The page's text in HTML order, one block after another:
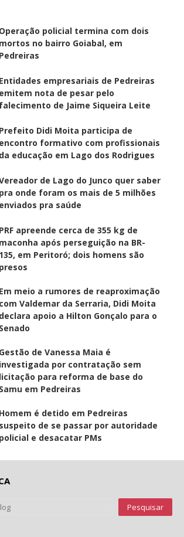
Operação policial termina com dois
mortos no bairro Goiabal, em
Pedreiras
Entidades empresariais de Pedreiras
emitem nota de pesar pelo
falecimento de Jaime Siqueira Leite
Prefeito Didi Moita participa de
encontro formativo com profissionais
da educação em Lago dos Rodrigues
de Lago do Junco quer saber
pra onde foram os mais de 5 milhões
enviados pra saúde
PRF apreende cerca de 355 kg de
maconha após perseguição na BR-
135, em Peritoró; dois homens são
presos
Em meio a rumores de reaproximação
com Valdemar da Serraria, Didi Moita
declara apoio a Hilton Gonçalo para o
Senado
Gestão de Vanessa Maia é
investigada por contratação sem
licitação para reforma de base do
Samu em Pedreiras
Homem é detido em Pedreiras
suspeito de se passar por autoridade
policial e desacatar PMs